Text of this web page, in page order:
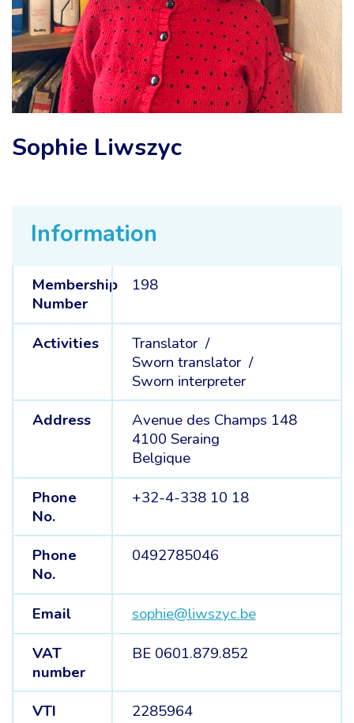
Information
Membership
Number
198
Activities
Translator /
Sworn translator /
Sworn interpreter
Address
Avenue des Champs 148
4100 Seraing
Belgique
Phone
No.
+32-4-338 10 18
Phone
No.
0492785046
Email
sophie@liwszyc.be
VAT
number
BE 0601.879.852
VTI 2285964
Sophie Liwszyc